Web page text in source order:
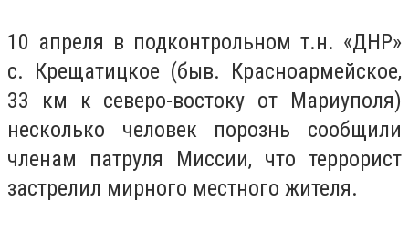
10 апреля в подконтрольном т.н. «ДНР»
с. Крещатицкое (быв. Красноармейское,
33 км к северо-востоку от Мариуполя)
несколько человек порознь сообщили
членам патруля Миссии, что террорист
застрелил мирного местного жителя.